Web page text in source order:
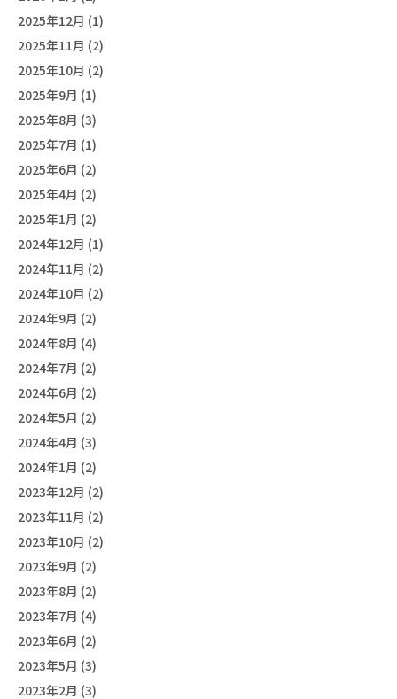
2025年12月 (1)
2025年11月 (2)
2025年10月 (2)
2025年9月 (1)
2025年8月 (3)
2025年7月 (1)
2025年6月 (2)
2025年4月 (2)
2025年1月 (2)
2024年12月 (1)
2024年11月 (2)
2024年10月 (2)
2024年9月 (2)
2024年8月 (4)
2024年7月 (2)
2024年6月 (2)
2024年5月 (2)
2024年4月 (3)
2024年1月 (2)
2023年12月 (2)
2023年11月 (2)
2023年10月 (2)
2023年9月 (2)
2023年8月 (2)
2023年7月 (4)
2023年6月 (2)
2023年5月 (3)
2023年2月 (3)